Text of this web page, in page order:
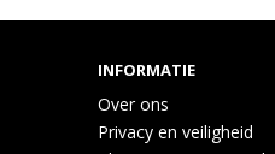
INFORMATIE
Over ons
Privacy en veiligheid